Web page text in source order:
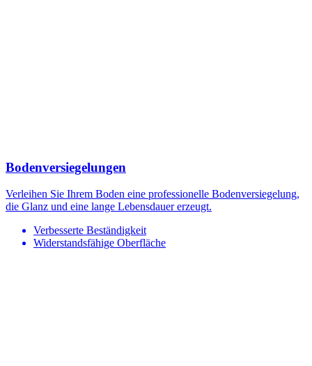
Bodenversiegelungen
Verleihen Sie Ihrem Boden eine professionelle Bodenversiegelung,
die Glanz und eine lange Lebensdauer erzeugt.
Verbesserte Beständigkeit
Widerstandsfähige Oberfläche